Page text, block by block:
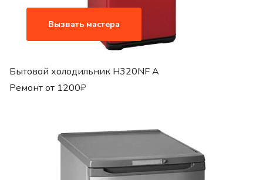
Вызвать мастера
Бытовой холодильник H320NF A
Ремонт от 1200₽